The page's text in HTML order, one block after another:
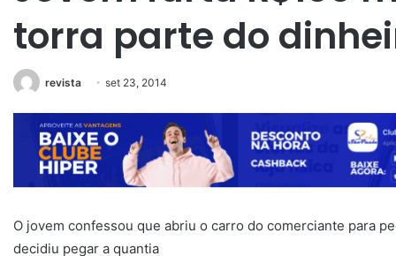
torra parte do
revista set 23, 2014
O jovem confessou que abriu o carro do comerciante para
decidiu pegar a quantia